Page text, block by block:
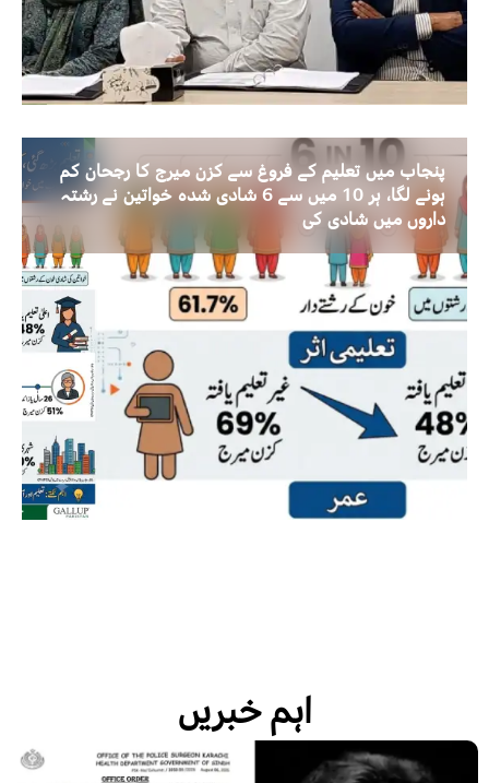
پنجاب میں تعلیم کے فروغ سے کزن میرج کا رجحان کم
ہونے لگا، ہر 10 میں سے 6 شادی شدہ خواتین نے رشتہ
داروں میں شادی کی
اہم خبریں